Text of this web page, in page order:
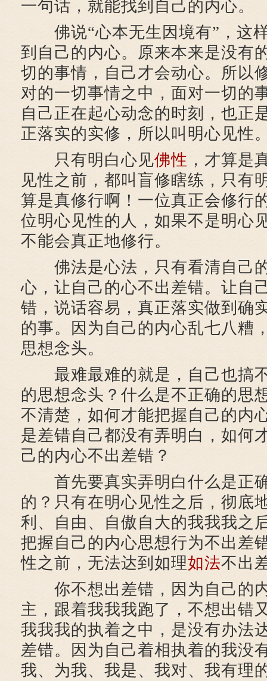
一句话，就能找到自己的内心。
佛说“心本无生因境有”，这
到自己的内心。原来本来是没有
切的事情，自己才会动心。所以
对的一切事情之中，面对一切的
自己正在起心动念的时刻，也正
正落实的实修，所以叫明心见性
只有明白心见佛性 ，才算是
见性之前，都叫盲修瞎练，只有
算是真修行啊！一位真正会修行
位明心见性的人，如果不是明心
不能会真正地修行。
佛法是心法，只有看清自己
心，让自己的心不出差错。让自
错，说话容易，真正落实做到确
的事。因为自己的内心乱七八糟
思想念头。
最难最难的就是，自己也搞
的思想念头？什么是不正确的思
不清楚，如何才能把握自己的内
是差错自己都没有弄明白，如何
己的内心不出差错？
首先要真实弄明白什么是正
的？只有在明心见性之后，彻底
利、自由、自傲自大的我我我之
把握自己的内心思想行为不出差
性之前，无法达到如理如法不出
你不想出差错，因为自己的
主，跟着我我我跑了，不想出错
我我我的执着之中，是没有办法
差错。因为自己着相执着的我没
我、为我、我是、我对、我有理